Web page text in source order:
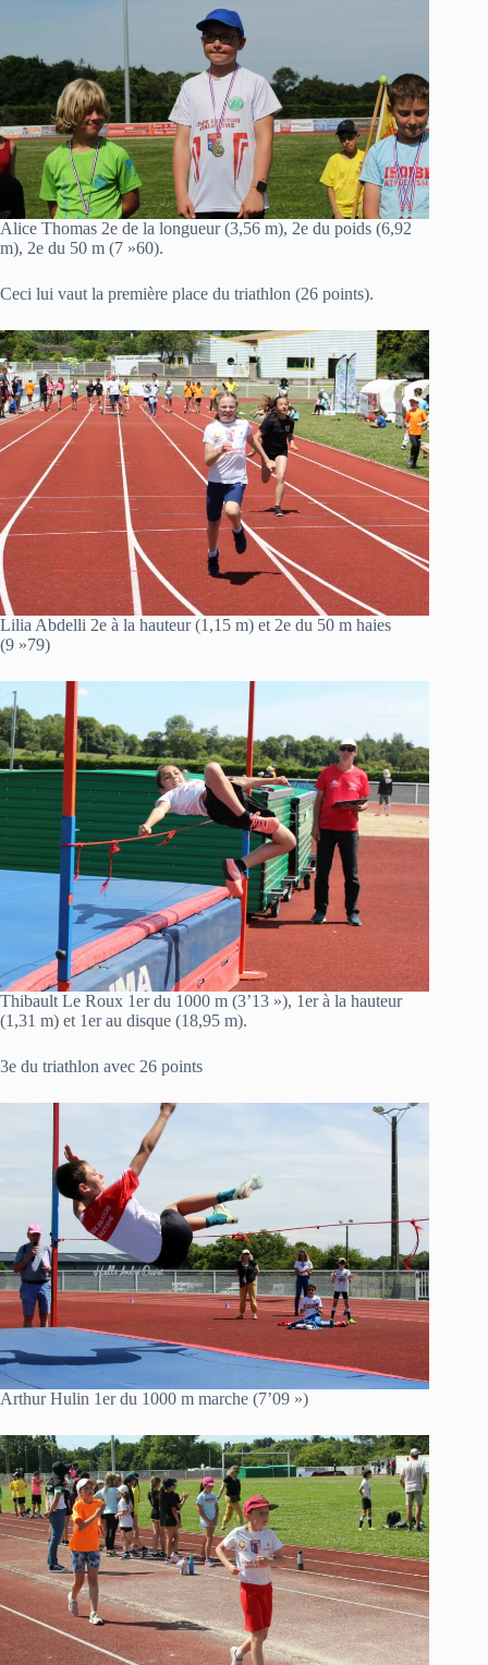
Alice Thomas 2e de la longueur (3,56 m), 2e du poids (6,92
m), 2e du 50 m (7 »60).
Ceci lui vaut la première place du triathlon (26 points).
Lilia Abdelli 2e à la hauteur (1,15 m) et 2e du 50 m haies
(9 »79)
Thibault Le Roux 1er du 1000 m (3’13 »), 1er à la hauteur
(1,31 m) et 1er au disque (18,95 m).
3e du triathlon avec 26 points
Arthur Hulin 1er du 1000 m marche (7’09 »)